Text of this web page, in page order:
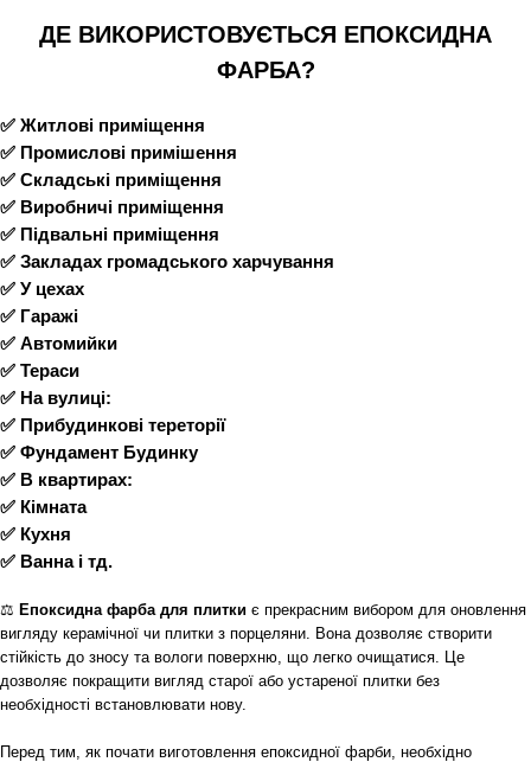
ДЕ ВИКОРИСТОВУЄТЬСЯ ЕПОКСИДНА
ФАРБА?
✅ Житлові приміщення
✅ Промислові примішення
✅ Складські приміщення
✅ Виробничі приміщення
✅ Підвальні приміщення
✅ Закладах громадського харчування
✅ У цехах
✅ Гаражі
✅ Автомийки
✅ Тераси
✅ На вулиці:
✅ Прибудинкові тереторії
✅ Фундамент Будинку
✅ В квартирах:
✅ Кімната
✅ Кухня
✅ Ванна і тд.
⚖️ Епоксидна фарба для плитки є прекрасним вибором для оновлення
вигляду керамічної чи плитки з порцеляни. Вона дозволяє створити
стійкість до зносу та вологи поверхню, що легко очищатися. Це
дозволяє покращити вигляд старої або устареної плитки без
необхідності встановлювати нову.
Перед тим, як почати виготовлення епоксидної фарби, необхідно